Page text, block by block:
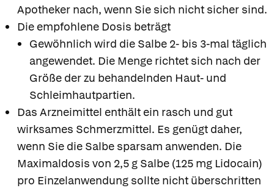
Apotheker nach, wenn Sie sich nicht sicher sind.
Die empfohlene Dosis beträgt
Gewöhnlich wird die Salbe 2- bis 3-mal täglich
angewendet. Die Menge richtet sich nach der
Größe der zu behandelnden Haut- und
Schleimhautpartien.
Das Arzneimittel enthält ein rasch und gut
wirksames Schmerzmittel. Es genügt daher,
wenn Sie die Salbe sparsam anwenden. Die
Maximaldosis von 2,5 g Salbe (125 mg Lidocain)
pro Einzelanwendung sollte nicht überschritten